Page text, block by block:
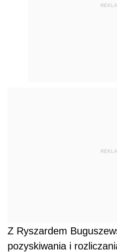
Z Ryszardem
pozyskiwania i